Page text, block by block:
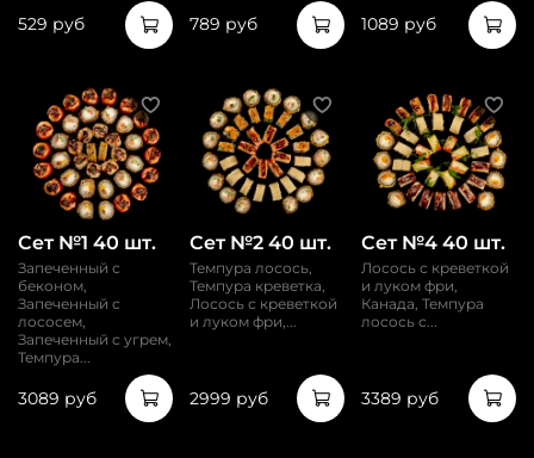
529 руб 789 руб 1089 руб
Сет №1 40 шт.
Запеченный с
беконом,
Запеченный с
лососем,
Запеченный с угрем,
Темпура...
3089 руб
Сет №2 40 шт.
Темпура лосось,
Темпура креветка,
Лосось с креветкой
и луком фри,...
2999 руб
Сет №4 40 шт.
Лосось с креветкой
и луком фри,
Канада, Темпура
лосось с...
3389 руб